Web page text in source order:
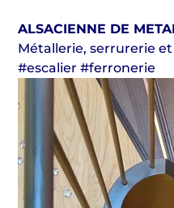
ALSACIENNE DE
Métallerie, serrurerie
#escalier #ferronerie